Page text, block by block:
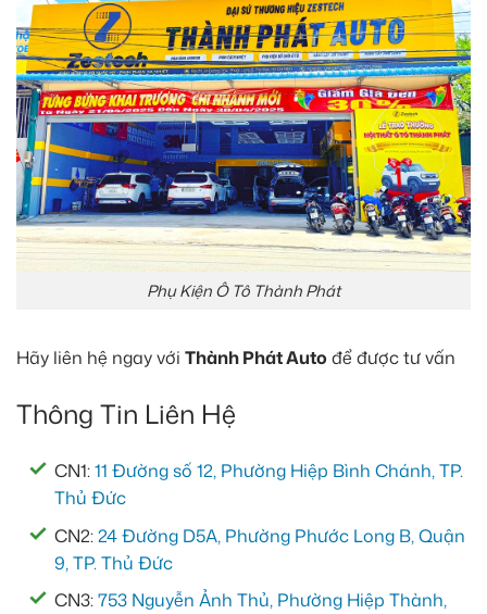
Phụ Kiện Ô Tô Thành Phát
Hãy liên hệ ngay với Thành Phát Auto để được tư vấn
Thông Tin Liên Hệ
CN1:11 Đường số 12, Phường Hiệp Bình Chánh, TP.
Thủ Đức
CN2:24 Đường D5A, Phường Phước Long B, Quận
9, TP. Thủ Đức
CN3:753 Nguyễn Ảnh Thủ, Phường Hiệp Thành,